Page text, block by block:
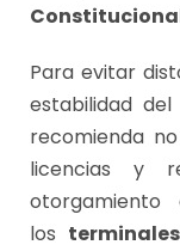
Constitucional
Para evitar
estabilidad
recomienda
licencias y
los